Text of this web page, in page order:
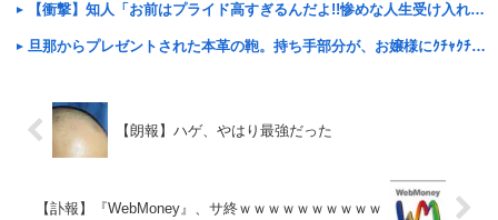
【衝撃】知人「お前はプライド高すぎるんだよ!!惨めな人生受け入れろよ!!」
旦那からプレゼントされた本革の鞄。持ち手部分が、お嬢様にｸﾁｬｸﾁｬ咬まれてボロボロに…。 旦那に見せたらあるものを見せてくれた。【再】
【朗報】ハゲ、やはり最強だった
【訃報】『WebMoney』、サ終ｗｗｗｗｗｗｗｗｗｗ